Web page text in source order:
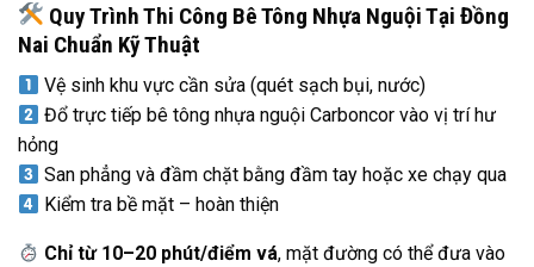
Quy Trình Thi Công Bê Tông Nhựa Nguội Tại Đồng
Nai Chuẩn Kỹ Thuật
Vệ sinh khu vực cần sửa (quét sạch bụi, nước)
Đổ trực tiếp bê tông nhựa nguội Carboncor vào vị trí hư
hỏng
San phẳng và đầm chặt bằng đầm tay hoặc xe chạy qua
Kiểm tra bề mặt – hoàn thiện
Chỉ từ 10–20 phút/điểm vá, mặt đường có thể đưa vào